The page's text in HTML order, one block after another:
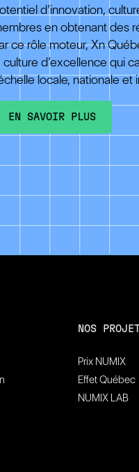
d’innovation,
en obtenant des
ce rôle moteur, Xn
culture d’excellence qui
locale, nationale et
EN SAVOIR PLUS
NOS
Prix NUMIX
Effet Québec
NUMIX LAB